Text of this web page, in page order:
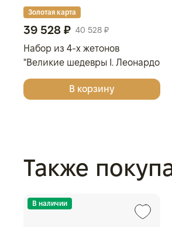
Золотая карта
39 528 ₽ 40 528 ₽
Набор из 4-х жетонов
"Великие шедевры I. Леонардо
да Винчи, Сандро Боттичелли,
Микеланджело, Винсент ван
В корзину
Также
В наличии